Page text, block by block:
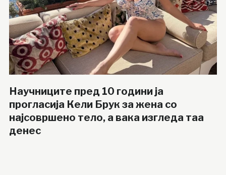
Научниците пред 10 години ја
прогласија Кели Брук за жена со
најсовршено тело, а вака изгледа таа
денес